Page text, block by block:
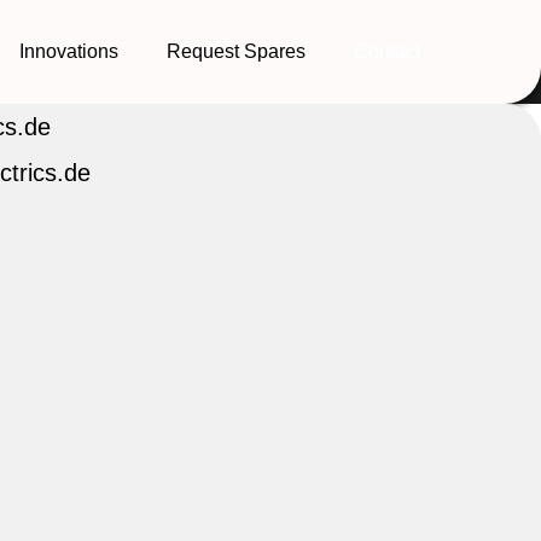
Innovations Request Spares